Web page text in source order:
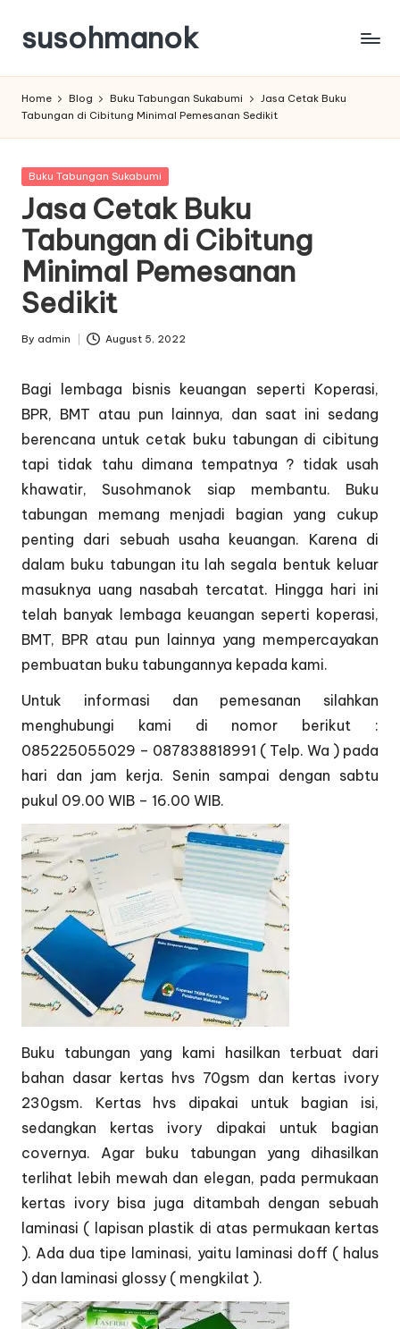
Skip
content
susohmanok
Home Blog Buku Tabungan Sukabumi
Jasa Cetak Buku
Tabungan di Cibitung Minimal Pemesanan Sedikit
Posted
Buku Tabungan Sukabumi
Jasa Cetak Buku
Tabungan di Cibitung
Minimal Pemesanan
Sedikit
Posted
By admin August 5, 2022
Bagi lembaga bisnis keuangan seperti Koperasi,
BPR, BMT atau pun lainnya, dan saat ini sedang
berencana untuk cetak buku tabungan di cibitung
tapi tidak tahu dimana tempatnya ? tidak usah
khawatir, Susohmanok siap membantu. Buku
tabungan memang menjadi bagian yang cukup
penting dari sebuah usaha keuangan. Karena di
dalam buku tabungan itu lah segala bentuk keluar
masuknya uang nasabah tercatat. Hingga hari ini
telah banyak lembaga keuangan seperti koperasi,
BMT, BPR atau pun lainnya yang mempercayakan
pembuatan buku tabungannya kepada kami.
Untuk informasi dan pemesanan silahkan
menghubungi kami di nomor berikut :
085225055029 – 087838818991 ( Telp. Wa ) pada
hari dan jam kerja. Senin sampai dengan sabtu
pukul 09.00 WIB – 16.00 WIB.
Buku tabungan yang kami hasilkan terbuat dari
bahan dasar kertas hvs 70gsm dan kertas ivory
230gsm. Kertas hvs dipakai untuk bagian isi,
sedangkan kertas ivory dipakai untuk bagian
covernya. Agar buku tabungan yang dihasilkan
terlihat lebih mewah dan elegan, pada permukaan
kertas ivory bisa juga ditambah dengan sebuah
laminasi ( lapisan plastik di atas permukaan kertas
). Ada dua tipe laminasi, yaitu laminasi doff ( halus
) dan laminasi glossy ( mengkilat ).